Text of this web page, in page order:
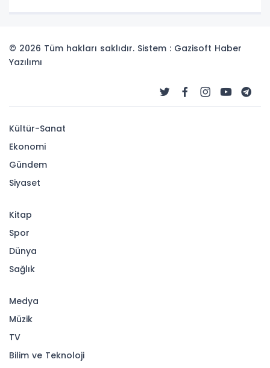
© 2026 Tüm hakları saklıdır. Sistem : Gazisoft Haber
Yazılımı
Kültür-Sanat
Ekonomi
Gündem
Siyaset
Kitap
Spor
Dünya
Sağlık
Medya
Müzik
TV
Bilim ve Teknoloji